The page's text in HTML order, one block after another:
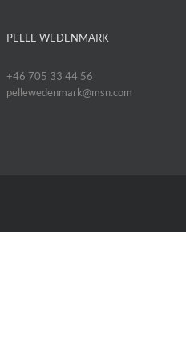
PELLE WEDENMARK
+46 705 33 44 56
pellewedenmark@msn.com